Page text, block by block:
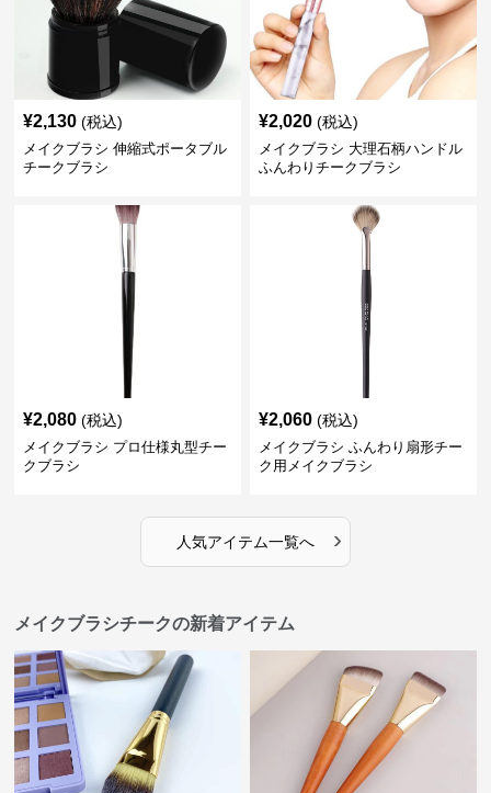
¥2,130 (税込)
メイクブラシ 伸縮式ポータブル
チークブラシ
¥2,020 (税込)
メイクブラシ 大理石柄ハンドル
ふんわりチークブラシ
¥2,080 (税込)
メイクブラシ プロ仕様丸型チー
クブラシ
¥2,060 (税込)
メイクブラシ ふんわり扇形チー
ク用メイクブラシ
人気アイテム一覧へ ›
メイクブラシチークの新着アイテム